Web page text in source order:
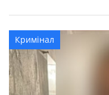
міста Синельникове
гривень фальшиву
здійснення
інші медичні
територіальних […]
Кримінал